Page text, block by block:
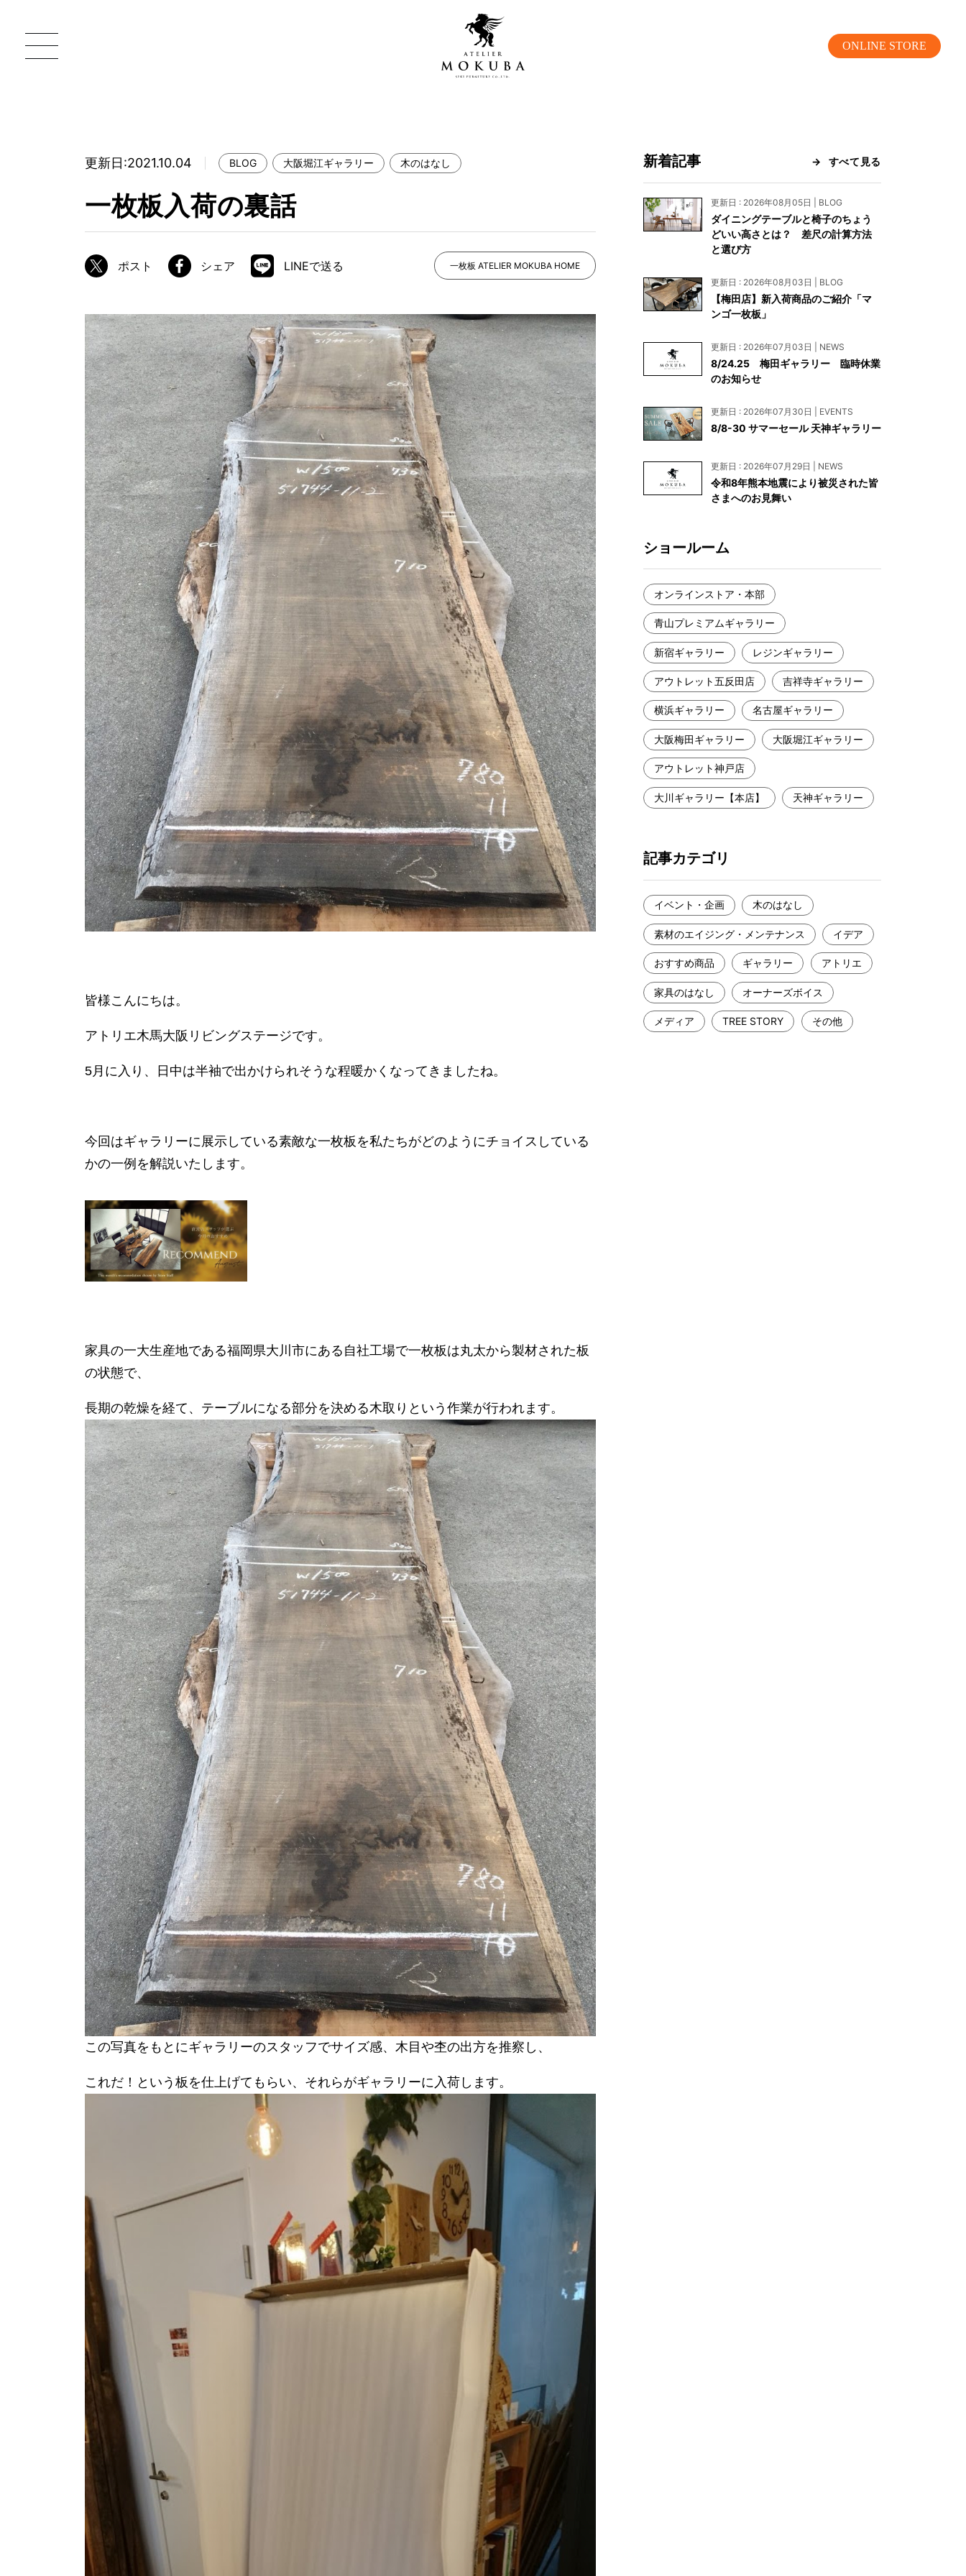
ONLINE STORE
MOKUBA について
製造工程
加工技術
商品情報
ATELIER MOKUBAの一枚板テーブル
ATELIER MOKUBAの一枚板×異素材
特別なダイニングチェア
一枚板用のテーブル脚
樹種紹介
コーディネート集
メンテナンス方法
吉祥寺ギャラリー
名古屋ギャラリー
大阪梅田ギャラリー
アウトレット神戸店
大川ギャラリー【本店】
天神ギャラリー
公式オンラインストア
WEBカタログ
納品事例
納品事例（住宅・インテリア）
納品事例（店舗・オフィス）
お客様の声
コーディネート集
INFORMATION
NEWS
EVENT
BLOG
メディア美術協力実績
よくあるご質問
お問い合わせ
資料請求
工務店様・設計会社様向けお問い合わせ
一枚板買い取りに関して
更新日:2021.10.04 BLOG 大阪堀江ギャラリー 木のはなし
一枚板入荷の裏話
ポスト シェア LINEで送る 一枚板 ATELIER MOKUBA HOME
皆様こんにちは。
アトリエ木馬大阪リビングステージです。
5月に入り、日中は半袖で出かけられそうな程暖かくなってきましたね。
今回はギャラリーに展示している素敵な一枚板を私たちがどのようにチョイスしている
かの一例を解説いたします。
家具の一大生産地である福岡県大川市にある自社工場で一枚板は丸太から製材された板
の状態で、
長期の乾燥を経て、テーブルになる部分を決める木取りという作業が行われます。
この写真をもとにギャラリーのスタッフでサイズ感、木目や杢の出方を推察し、
これだ！という板を仕上げてもらい、それらがギャラリーに入荷します。
新着記事 すべて見る
更新日 : 2026年08月05日 | BLOG
ダイニングテーブルと椅子のちょう
どいい高さとは？ 差尺の計算方法
と選び方
更新日 : 2026年08月03日 | BLOG
【梅田店】新入荷商品のご紹介「マ
ンゴ一枚板」
更新日 : 2026年07月03日 | NEWS
8/24.25 梅田ギャラリー 臨時休業
のお知らせ
更新日 : 2026年07月30日 | EVENTS
8/8-30 サマーセール 天神ギャラリー
更新日 : 2026年07月29日 | NEWS
令和8年熊本地震により被災された皆
さまへのお見舞い
ショールーム
オンラインストア・本部
青山プレミアムギャラリー
新宿ギャラリー レジンギャラリー
アウトレット五反田店 吉祥寺ギャラリー
横浜ギャラリー 名古屋ギャラリー
大阪梅田ギャラリー 大阪堀江ギャラリー
アウトレット神戸店
大川ギャラリー【本店】 天神ギャラリー
記事カテゴリ
イベント・企画 木のはなし
素材のエイジング・メンテナンス イデア
おすすめ商品 ギャラリー アトリエ
家具のはなし オーナーズボイス
メディア TREE STORY その他